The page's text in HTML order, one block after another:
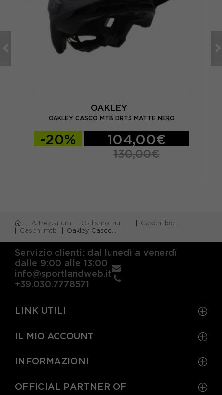
OAKLEY
OAKLEY CASCO MTB DRT3 MATTE NERO
-20% 104,00€
130,00€
Attrezzatura Ciclismo, running e piscina
Caschi bici
Caschi mtb
Oakley Casco Mtb Drt3 Nero Opaco Uomo
Servizio clienti: dal lunedì a venerdì
dalle 9:00 alle 13:00
info@sportlandweb.it
+39.030.7778571
LINK UTILI
IL MIO ACCOUNT
INFORMAZIONI
OFFICIAL PARTNER OF